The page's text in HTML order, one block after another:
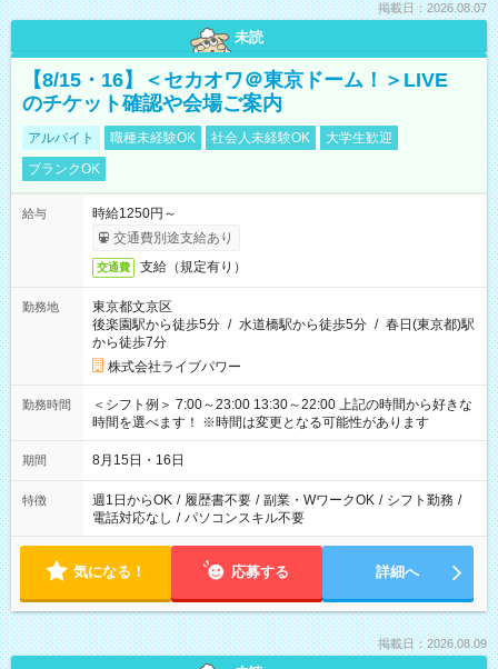
掲載日：2026.08.07
未読
【8/15・16】＜セカオワ＠東京ドーム！＞LIVE
のチケット確認や会場ご案内
アルバイト 職種未経験OK 社会人未経験OK
大学生歓迎
ブランクOK
給与
時給1250円～
交通費別途支給あり
交通費 支給（規定有り）
勤務地
東京都文京区
後楽園駅から徒歩5分 / 水道橋駅から徒歩5分 / 春日(東京都)駅
から徒歩7分
株式会社ライブパワー
勤務時間
＜シフト例＞ 7:00～23:00 13:30～22:00 上記の時間から好きな
時間を選べます！ ※時間は変更となる可能性があります
期間 8月15日・16日
特徴 週1日からOK / 履歴書不要 / 副業・WワークOK / シフト勤務 /
電話対応なし / パソコンスキル不要
気になる！ 応募する 詳細へ
掲載日：2026.08.09